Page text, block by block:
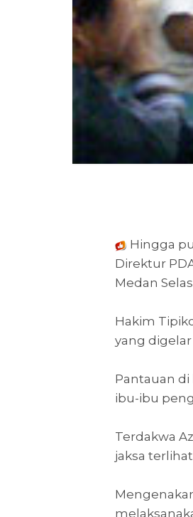
Hingga
Direktur
Medan
Hakim
yang
Pantauan
ibu-ibu
Terdakwa
jaksa